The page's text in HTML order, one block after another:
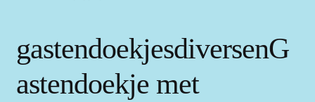
Winkelmand
Voorwaarden
gastendoekjesdiversenG
astendoekje met